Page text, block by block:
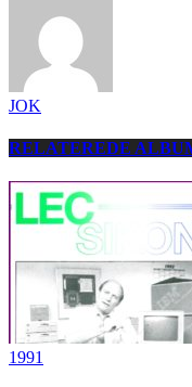
JOK
RELATEREDE
1991